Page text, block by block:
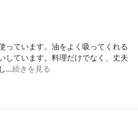
っています。油をよく吸ってくれる
しています。料理だけでなく、丈夫
…続きを見る